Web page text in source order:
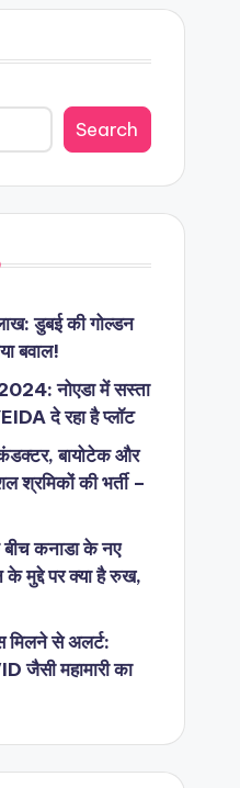
Search
डुबई की गोल्डन
बवाल!
नोएडा में सस्ता
दे रहा है प्लॉट
बायोटेक और
श्रमिकों की भर्ती –
कनाडा के नए
के मुद्दे पर क्या है रुख,
मिलने से अलर्ट:
जैसी महामारी का